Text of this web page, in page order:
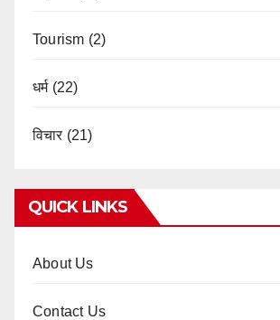
Tourism (2)
धर्म(22)
विचार (21)
QUICK LINKS
About Us
Contact Us